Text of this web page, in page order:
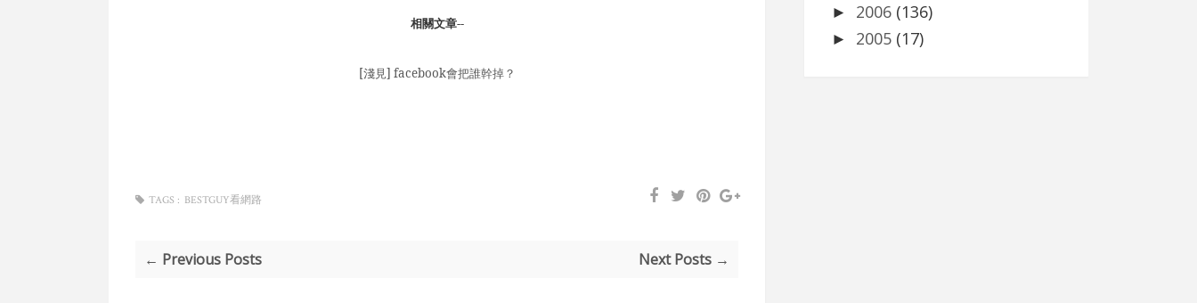
相關文章--
[淺見] facebook會把誰幹掉？
TAGS : BESTGUY看網路
← Previous Posts Next Posts →
► 2006 (136)
► 2005 (17)